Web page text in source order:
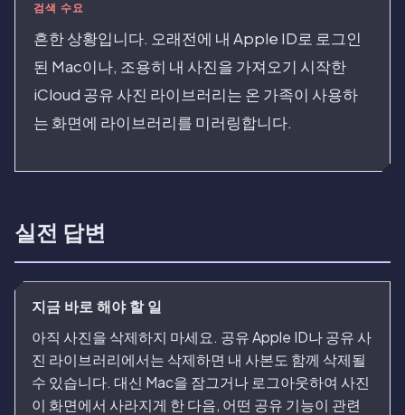
검색 수요
흔한 상황입니다. 오래전에 내 Apple ID로 로그인
된 Mac이나, 조용히 내 사진을 가져오기 시작한
iCloud 공유 사진 라이브러리는 온 가족이 사용하
는 화면에 라이브러리를 미러링합니다.
실전 답변
지금 바로 해야 할 일
아직 사진을 삭제하지 마세요. 공유 Apple ID나 공유 사
진 라이브러리에서는 삭제하면 내 사본도 함께 삭제될
수 있습니다. 대신 Mac을 잠그거나 로그아웃하여 사진
이 화면에서 사라지게 한 다음, 어떤 공유 기능이 관련